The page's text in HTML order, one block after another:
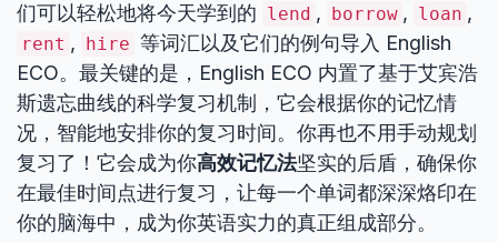
们可以轻松地将今天学到的 lend , borrow , loan ,
rent , hire 等词汇以及它们的例句导入 English
ECO。最关键的是，English ECO 内置了基于艾宾浩
斯遗忘曲线的科学复习机制，它会根据你的记忆情
况，智能地安排你的复习时间。你再也不用手动规划
复习了！它会成为你高效记忆法坚实的后盾，确保你
在最佳时间点进行复习，让每一个单词都深深烙印在
你的脑海中，成为你英语实力的真正组成部分。